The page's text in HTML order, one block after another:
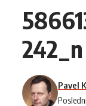
242_n
Pavel